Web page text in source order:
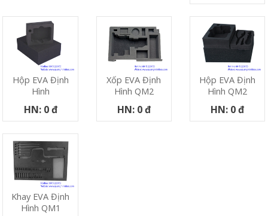
Hộp EVA Định
Hình
HN: 0 đ
Xốp EVA Định
Hình QM2
HN: 0 đ
Hộp EVA Định
Hình QM2
HN: 0 đ
Khay EVA Định
Hình QM1